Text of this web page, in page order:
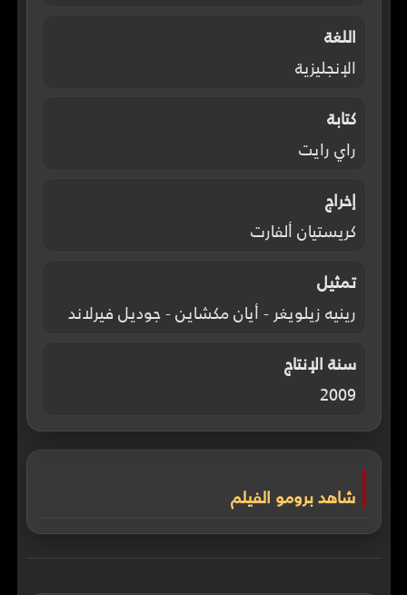
اللغة
الإنجليزية
كتابة
راي رايت
إخراج
كريستيان ألفارت
تمثيل
رينيه زيلويغر - أيان مكشاين - جوديل فيرلاند
سنة الإنتاج
2009
شاهد برومو الفيلم